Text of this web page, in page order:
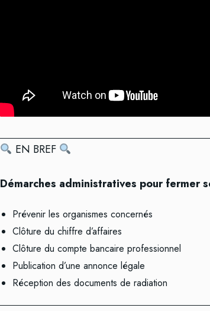
EN BREF
Démarches administratives pour fermer
Prévenir les organismes concernés
Clôture du chiffre d’affaires
Clôture du compte bancaire professionnel
Publication d’une annonce légale
Réception des documents de radiation